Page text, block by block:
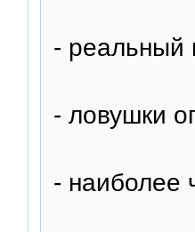
- реальный
- ловушки
- наиболее